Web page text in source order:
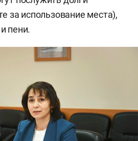
за использование места),
пени.